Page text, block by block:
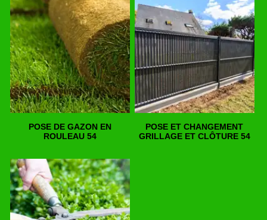
POSE DE GAZON EN
ROULEAU 54
POSE ET CHANGEMENT
GRILLAGE ET CLÔTURE 54